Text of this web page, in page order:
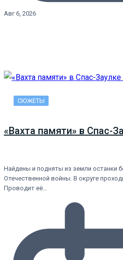
Авг 6, 2026
СЮЖЕТЫ
«Вахта памяти» в Спас-
Найдены и подняты из земли останки
Отечественной войны. В округе
Проводит её…